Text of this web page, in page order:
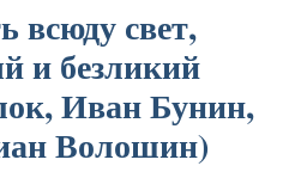
всюду свет,
и безликий
Иван Бунин,
Волошин)